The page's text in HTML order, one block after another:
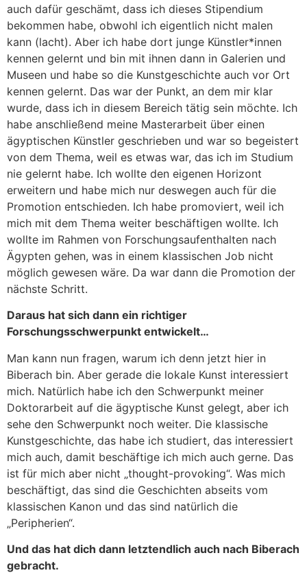
auch dafür geschämt, dass ich dieses Stipendium
bekommen habe, obwohl ich eigentlich nicht malen
kann (lacht). Aber ich habe dort junge Künstler*innen
kennen gelernt und bin mit ihnen dann in Galerien und
Museen und habe so die Kunstgeschichte auch vor Ort
kennen gelernt. Das war der Punkt, an dem mir klar
wurde, dass ich in diesem Bereich tätig sein möchte. Ich
habe anschließend meine Masterarbeit über einen
ägyptischen Künstler geschrieben und war so begeistert
von dem Thema, weil es etwas war, das ich im Studium
nie gelernt habe. Ich wollte den eigenen Horizont
erweitern und habe mich nur deswegen auch für die
Promotion entschieden. Ich habe promoviert, weil ich
mich mit dem Thema weiter beschäftigen wollte. Ich
wollte im Rahmen von Forschungsaufenthalten nach
Ägypten gehen, was in einem klassischen Job nicht
möglich gewesen wäre. Da war dann die Promotion der
nächste Schritt.
Daraus hat sich dann ein richtiger
Forschungsschwerpunkt entwickelt…
Man kann nun fragen, warum ich denn jetzt hier in
Biberach bin. Aber gerade die lokale Kunst interessiert
mich. Natürlich habe ich den Schwerpunkt meiner
Doktorarbeit auf die ägyptische Kunst gelegt, aber ich
sehe den Schwerpunkt noch weiter. Die klassische
Kunstgeschichte, das habe ich studiert, das interessiert
mich auch, damit beschäftige ich mich auch gerne. Das
ist für mich aber nicht „thought-provoking“. Was mich
beschäftigt, das sind die Geschichten abseits vom
klassischen Kanon und das sind natürlich die
„Peripherien“.
Und das hat dich dann letztendlich auch nach Biberach
gebracht.